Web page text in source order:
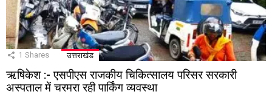
1 Shares उत्तराखंड
ऋषिकेश :- एसपीएस राजकीय चिकित्सालय परिसर सरकारी
अस्पताल में चरमरा रही पार्किंग व्यवस्था